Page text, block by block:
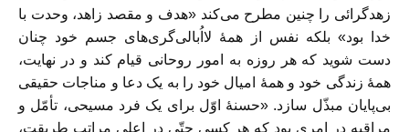
زهدگرائی را چنین مطرح می‌کند «هدف و مقصد زاهد، وحدت با
خدا بود» بلکه نفس از همۀ لااُبالی‌گری‌های جسم خود چنان
دست شوید که هر روزه به امور روحانی قیام کند و در ‌‌نهایت،
همۀ زندگی خود و همۀ امیال خود را به یک دعا و مناجات حقیقی
بی‌پایان مبذّل سازد. «حسنۀ اوّل برای یک فرد مسیحی، تأمّل و
مراقبه در امری بود که هر کسی حتّی در اعلی مراتب طریقت،